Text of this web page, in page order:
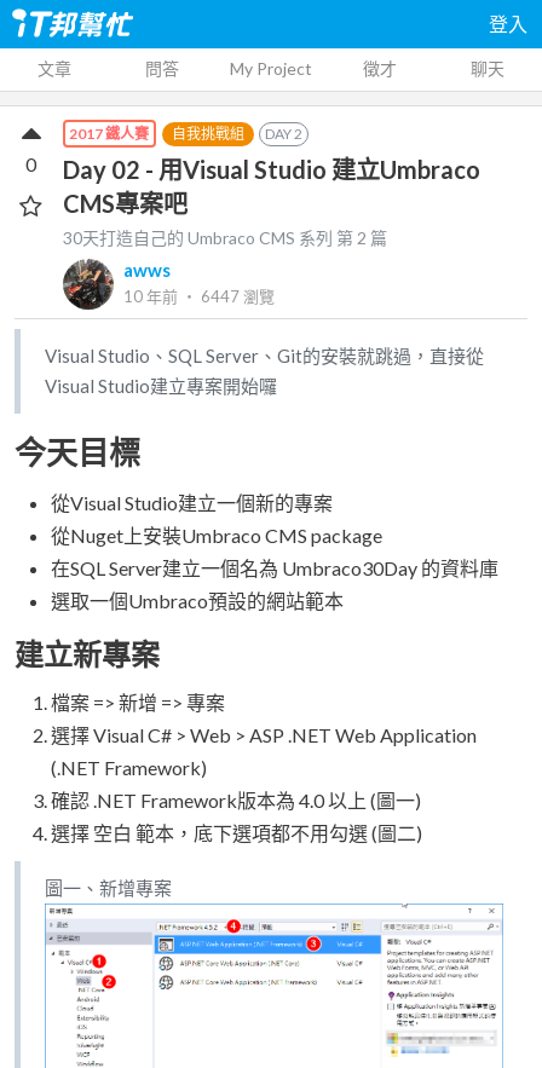
登入
文章 問答 My Project 徵才 聊天
2017 鐵人賽 自我挑戰組 DAY2
Day 02 - 用Visual Studio 建立Umbraco
CMS專案吧
30天打造自己的 Umbraco CMS 系列 第2 篇
awws
10 年前 ‧ 6447瀏覽
0
Visual Studio、SQL Server、Git的安裝就跳過，直接從
Visual Studio建立專案開始囉
今天目標
從Visual Studio建立一個新的專案
從Nuget上安裝Umbraco CMS package
在SQL Server建立一個名為 Umbraco30Day 的資料庫
選取一個Umbraco預設的網站範本
建立新專案
檔案 => 新增 => 專案
選擇 Visual C# > Web > ASP .NET Web Application
(.NET Framework)
確認 .NET Framework版本為 4.0 以上 (圖一)
選擇 空白 範本，底下選項都不用勾選 (圖二)
圖一、新增專案